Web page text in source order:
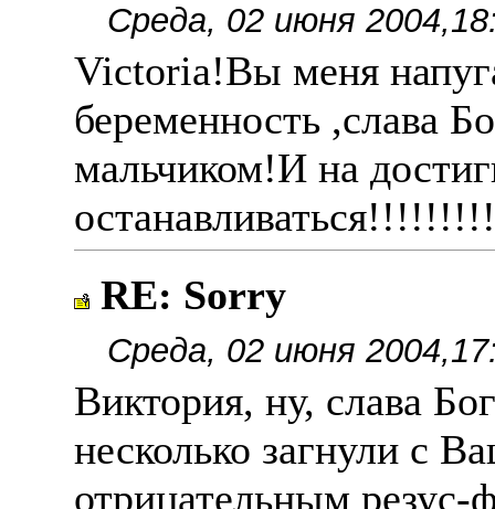
Среда, 02 июня
Victoria!Вы меня
беременность ,слава
мальчиком!И на
RE: Sorry
Среда, 02 июня
Виктория, ну, слава
несколько загнули с
отрицательным резус-